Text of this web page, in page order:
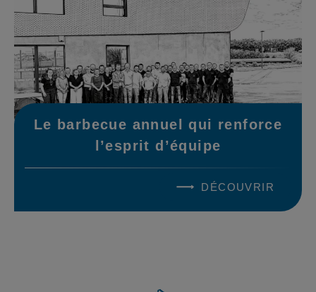
Le barbecue annuel qui renforce
l’esprit d’équipe
DÉCOUVRIR